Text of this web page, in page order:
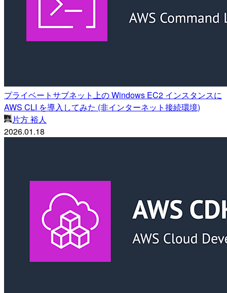
プライベートサブネット上の Windows EC2 インスタンスに
AWS CLI を導入してみた (非インターネット接続環境)
片方 裕人
2026.01.18